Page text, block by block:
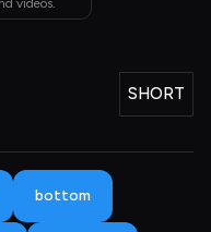
videos.
SHORT
bottom